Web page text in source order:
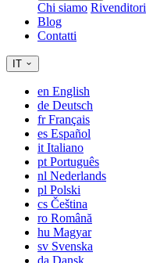
Chi siamo Rivenditori
Blog
Contatti
IT
en English
de Deutsch
frFrançais
es Español
it Italiano
pt Português
nl Nederlands
pl Polski
cs Čeština
ro Română
hu Magyar
sv Svenska
da Dansk